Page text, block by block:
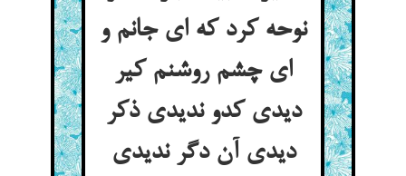
نوحه کرد که ای جانم و
ای چشم روشنم کیر
دیدی کدو ندیدی ذکر
دیدی آن دگر ندیدی